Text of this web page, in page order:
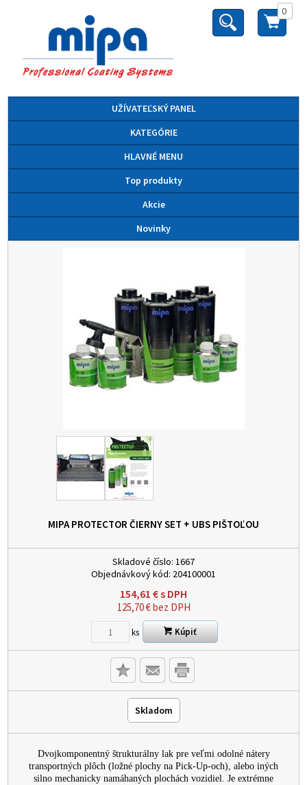
0
UŽÍVATEĽSKÝ PANEL
KATEGÓRIE
HLAVNÉ MENU
Top produkty
Akcie
Novinky
MIPA PROTECTOR ČIERNY SET + UBS PIŠTOĽOU
Skladové číslo: 1667
Objednávkový kód: 204100001
154,61 €s DPH
125,70€bez DPH
ks Kúpiť
Skladom
Dvojkomponentný štrukturálny lak pre veľmi odolné nátery
transportných plôch (ložné plochy na Pick-Up-och), alebo iných
silno mechanicky namáhaných plochách vozidiel. Je extrémne